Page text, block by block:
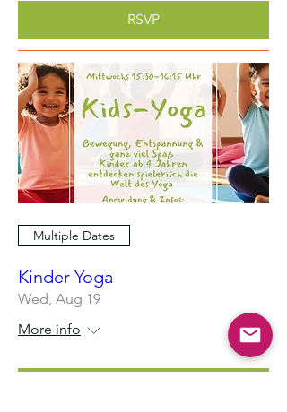
RSVP
Multiple Dates
Kinder Yoga
Wed, Aug 19
More info